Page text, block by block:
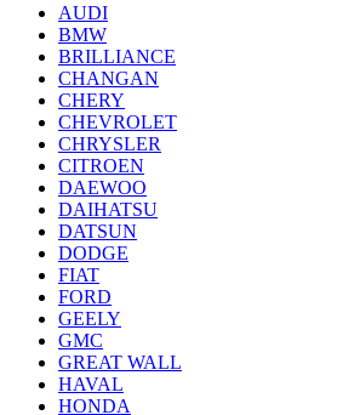
AUDI
BMW
BRILLIANCE
CHANGAN
CHERY
CHEVROLET
CHRYSLER
CITROEN
DAEWOO
DAIHATSU
DATSUN
DODGE
FIAT
FORD
GEELY
GMC
GREAT WALL
HAVAL
HONDA